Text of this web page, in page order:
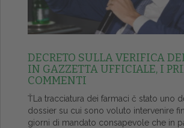
DECRETO SULLA VERIFICA
IN GAZZETTA UFFICIALE, I
COMMENTI
ŤLa tracciatura dei farmaci č stato uno
dossier su cui sono voluto intervenire
giorni di mandato consapevole che in